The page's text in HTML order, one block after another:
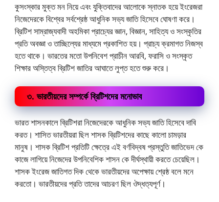
কুসংস্কার মুক্ত মন নিয়ে এবং যুক্তিবাদের আলোকে স্নাতক হয়ে ইংরেজরা
নিজেদেরকে বিশ্বের সর্বশ্রেষ্ঠ আধুনিক সভ্য জাতি হিসেবে ঘোষণা করে।
ব্রিটিশ সাম্রাজ্যবাদী অহমিকা প্রাচ্যের জ্ঞান, বিজ্ঞান, সাহিত্য ও সংস্কৃতির
প্রতি অবজ্ঞা ও তাচ্ছিল্যের মাধ্যমে প্রকাশিত হয়। প্রাচ্য ক্রমাগত নিজস্ব
হতে থাকে। ভারতের মতো উপনিবেশ প্রাচীন আরবি, ফরাসি ও সংস্কৃত
শিক্ষার অস্তিত্ব ব্রিটিশ জাতির আঘাতে লুপ্ত হতে শুরু করে।
৩. ভারতীয়দের সম্পর্কে ব্রিটিশদের মনোভাব
ভারত শাসনকালে ব্রিটিশরা নিজেদেরকে আধুনিক সভ্য জাতি হিসেবে দাবি
করত। শাসিত ভারতীয়রা ছিল শাসক ব্রিটিশদের কাছে কালো চামড়ার
মানুষ। শাসক ব্রিটিশ প্রতিটি ক্ষেত্রে এই বর্ণবিদ্বষ প্রস্তুতি জাতিভেদ কে
কাজে লাগিয়ে নিজেদের উপনিবেশিক শাসন কে দীর্ঘস্থায়ী করতে চেয়েছিল।
শাসক ইংরেজ জাতিগত দিক থেকে ভারতীয়দের অপেক্ষায় শ্রেষ্ঠ বলে মনে
করতো। ভারতীয়দের প্রতি তাদের আচরণ ছিল ঔদ্ধত্যপূর্ণ।